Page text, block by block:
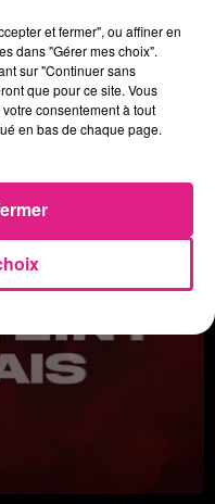
et fermer", ou affiner en
dans "Gérer mes choix".
sur "Continuer sans
que pour ce site. Vous
consentement à tout
en bas de chaque page.